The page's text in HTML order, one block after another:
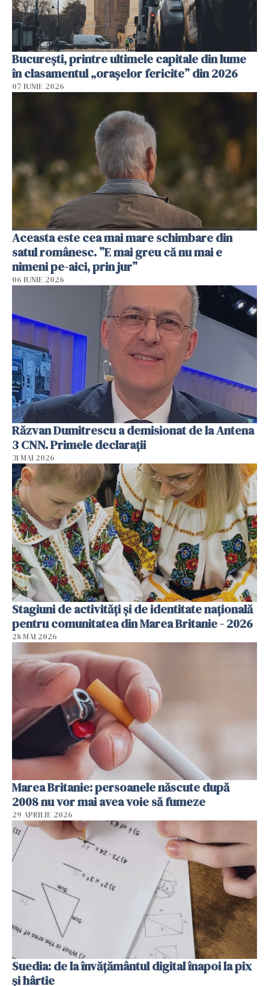
București, printre ultimele capitale din lume
în clasamentul „orașelor fericite” din 2026
07 IUNIE 2026
Aceasta este cea mai mare schimbare din
satul românesc. ”E mai greu că nu mai e
nimeni pe-aici, prin jur”
06 IUNIE 2026
Răzvan Dumitrescu a demisionat de la Antena
3 CNN. Primele declarații
31 MAI 2026
Stagiuni de activități și de identitate națională
pentru comunitatea din Marea Britanie - 2026
28 MAI 2026
Marea Britanie: persoanele născute după
2008 nu vor mai avea voie să fumeze
29 APRILIE 2026
Suedia: de la învățământul digital înapoi la pix
și hârtie